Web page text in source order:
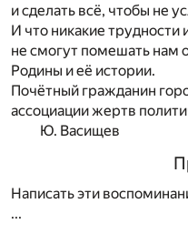
и сделать всё, чтобы не
И что никакие
не смогут помешать нам
Родины и её истории.
Почётный гражданин
ассоциации жертв
Ю. Васищев
Написать эти
...